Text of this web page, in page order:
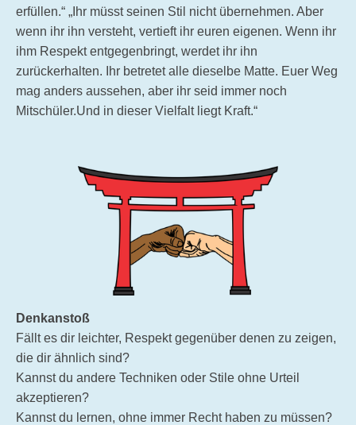
erfüllen.“ „Ihr müsst seinen Stil nicht übernehmen. Aber
wenn ihr ihn versteht, vertieft ihr euren eigenen. Wenn ihr
ihm Respekt entgegenbringt, werdet ihr ihn
zurückerhalten. Ihr betretet alle dieselbe Matte. Euer Weg
mag anders aussehen, aber ihr seid immer noch
Mitschüler.Und in dieser Vielfalt liegt Kraft.“
Denkanstoß
Fällt es dir leichter, Respekt gegenüber denen zu zeigen,
die dir ähnlich sind?
Kannst du andere Techniken oder Stile ohne Urteil
akzeptieren?
Kannst du lernen, ohne immer Recht haben zu müssen?